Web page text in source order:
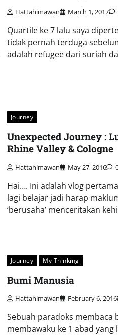
Hattahimawan March 1, 2017
Quartile ke 7 lalu saya
tidak pernah terduga
adalah refugee dari suriah
Journey
Unexpected Journey :
Rhine Valley & Cologne
Hattahimawan May 27, 2016
Hai…. Ini adalah vlog
lagi belajar jadi harap
‘berusaha’ menceritakan
Journey My Thinking
Bumi Manusia
Hattahimawan February 6, 2016
Sebuah paradoks membaca
membawaku ke 1 abad